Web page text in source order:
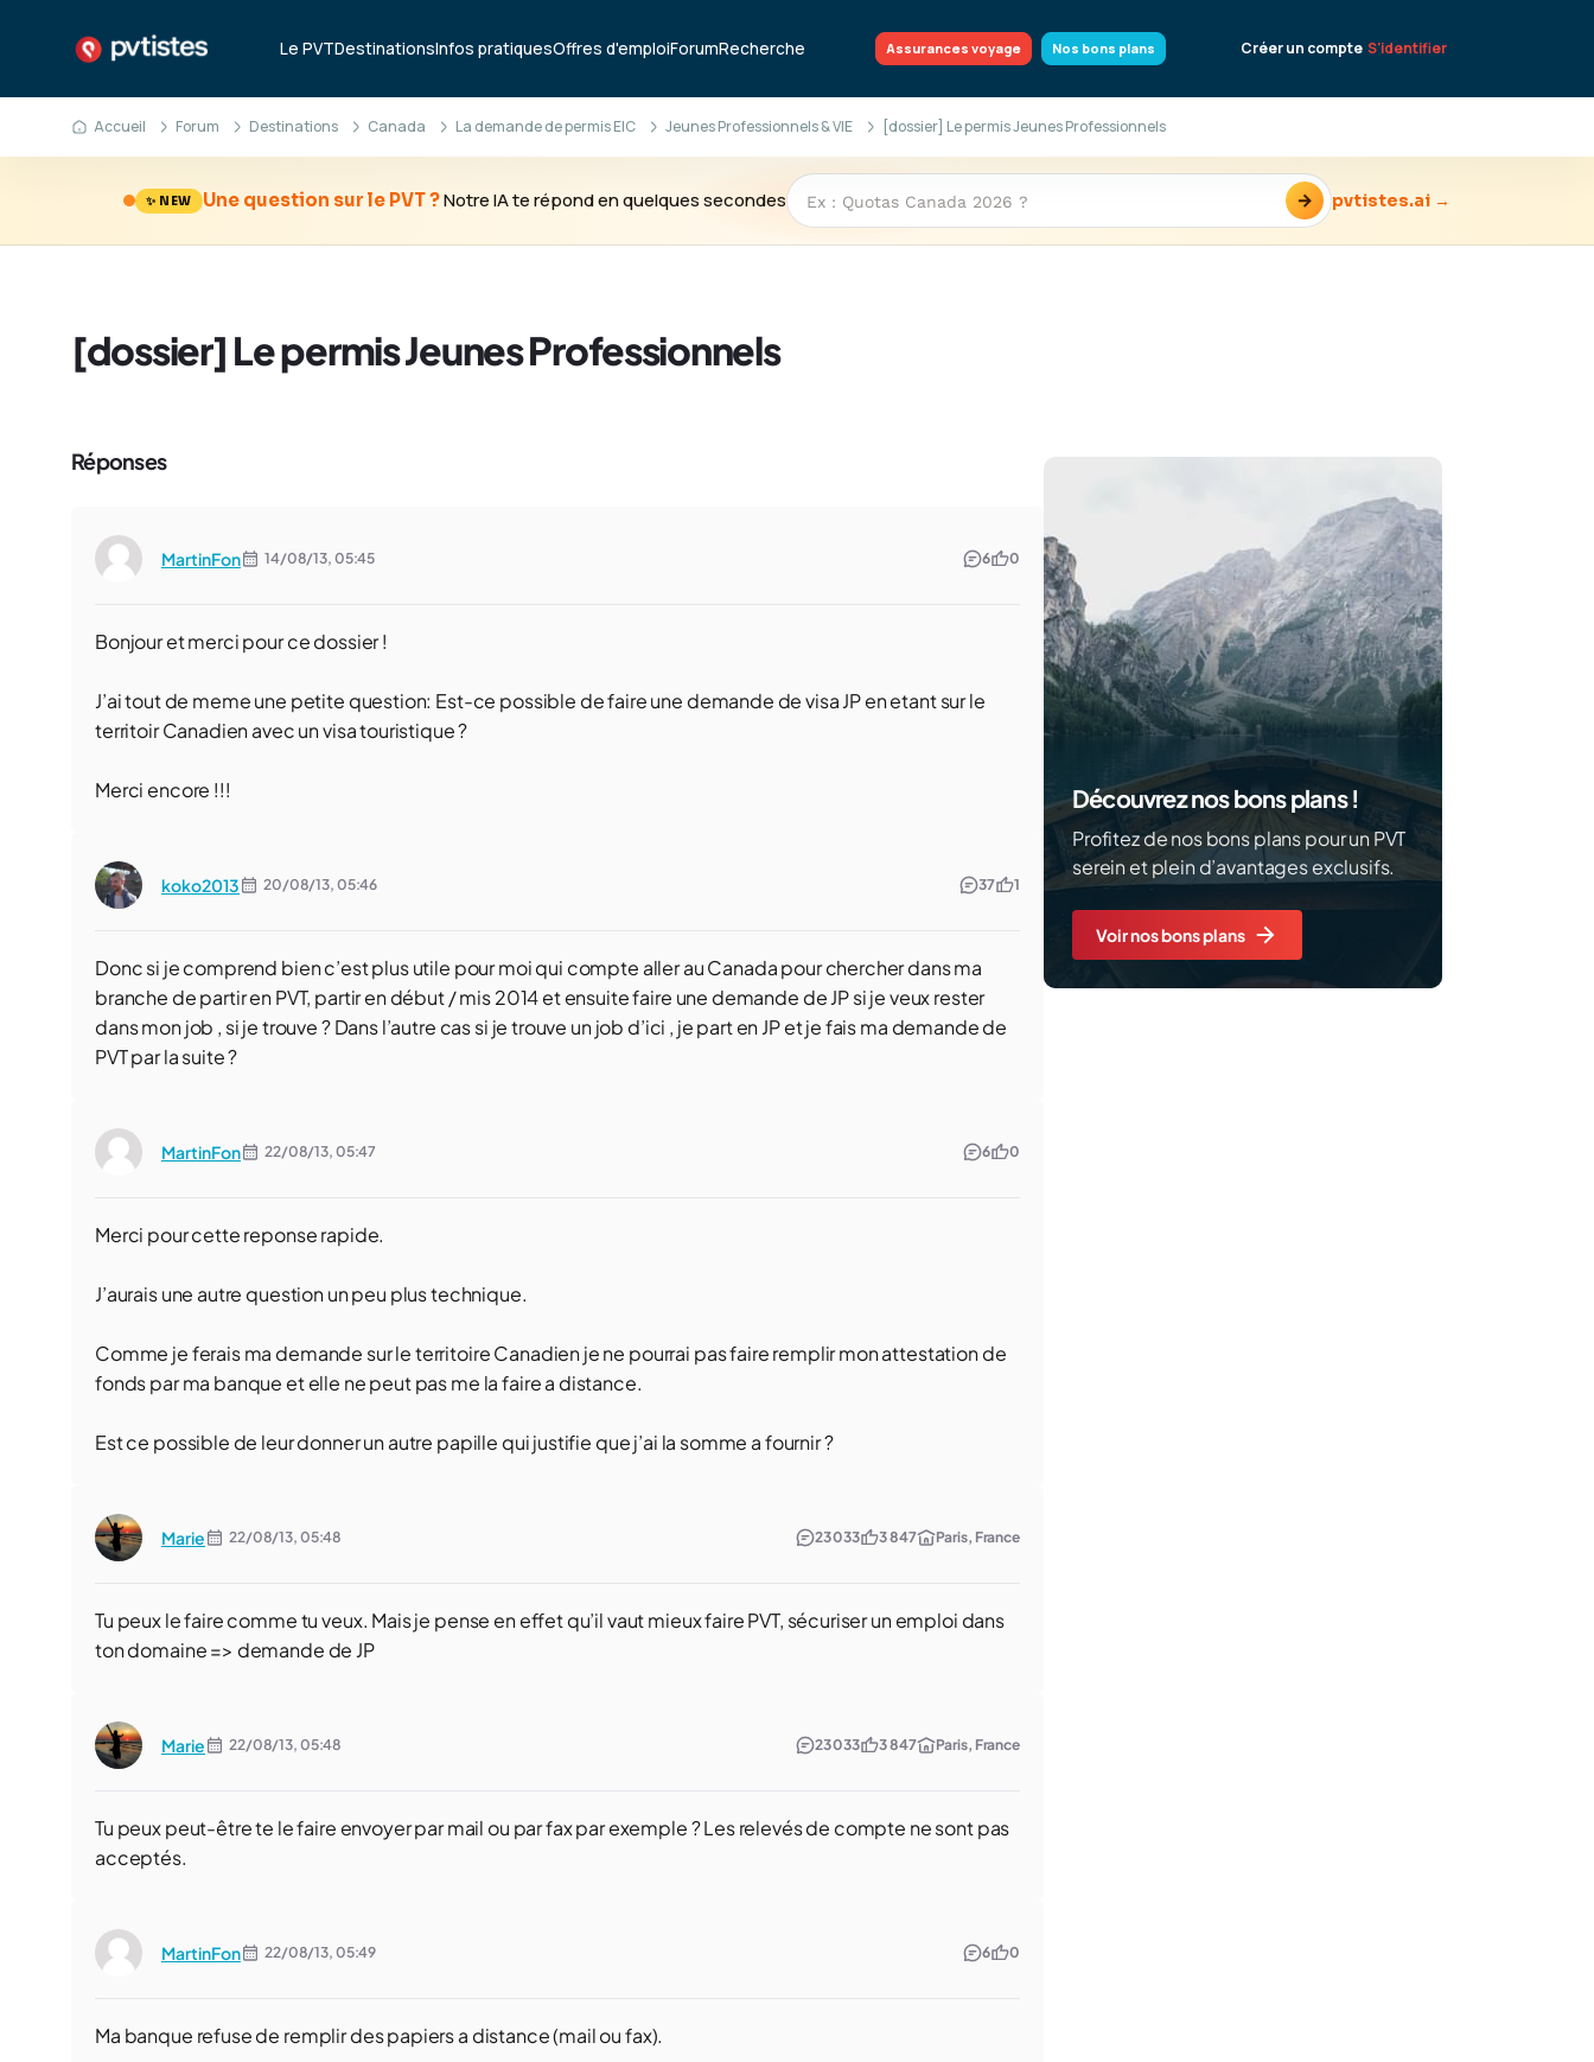
Le PVTDestinationsInfos pratiquesOffres d'emploiForumRecherche Assurances voyage Nos bons plans Créer un compte S'identifier
Accueil Forum Destinations Canada La demande de permis EIC Jeunes Professionnels & VIE [dossier] Le permis Jeunes Professionnels
✨ NEW Une question sur le PVT ?Notre IA te répond en quelques secondes → pvtistes.ai →
[dossier] Le permis Jeunes Professionnels
Réponses
MartinFon 14/08/13, 05:45 6 0
Bonjour et merci pour ce dossier !
J’ai tout de meme une petite question: Est-ce possible de faire une demande de visa JP en etant sur le
territoir Canadien avec un visa touristique ?
Merci encore !!!
koko2013 20/08/13, 05:46 37 1
Donc si je comprend bien c’est plus utile pour moi qui compte aller au Canada pour chercher dans ma
branche de partir en PVT, partir en début / mis 2014 et ensuite faire une demande de JP si je veux rester
dans mon job , si je trouve ? Dans l’autre cas si je trouve un job d’ici , je part en JP et je fais ma demande de
PVT par la suite ?
MartinFon 22/08/13, 05:47 6 0
Merci pour cette reponse rapide.
J’aurais une autre question un peu plus technique.
Comme je ferais ma demande sur le territoire Canadien je ne pourrai pas faire remplir mon attestation de
fonds par ma banque et elle ne peut pas me la faire a distance.
Est ce possible de leur donner un autre papille qui justifie que j’ai la somme a fournir ?
Marie 22/08/13, 05:48 23 033 3 847 Paris, France
Tu peux le faire comme tu veux. Mais je pense en effet qu’il vaut mieux faire PVT, sécuriser un emploi dans
ton domaine => demande de JP
Marie 22/08/13, 05:48 23 033 3 847 Paris, France
Tu peux peut-être te le faire envoyer par mail ou par fax par exemple ? Les relevés de compte ne sont pas
acceptés.
MartinFon 22/08/13, 05:49 6 0
Ma banque refuse de remplir des papiers a distance (mail ou fax).
Découvrez nos bons plans !
Profitez de nos bons plans pour un PVT
serein et plein d’avantages exclusifs.
Voir nos bons plans